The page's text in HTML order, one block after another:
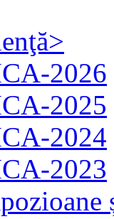
>
2026
2025
2024
2023